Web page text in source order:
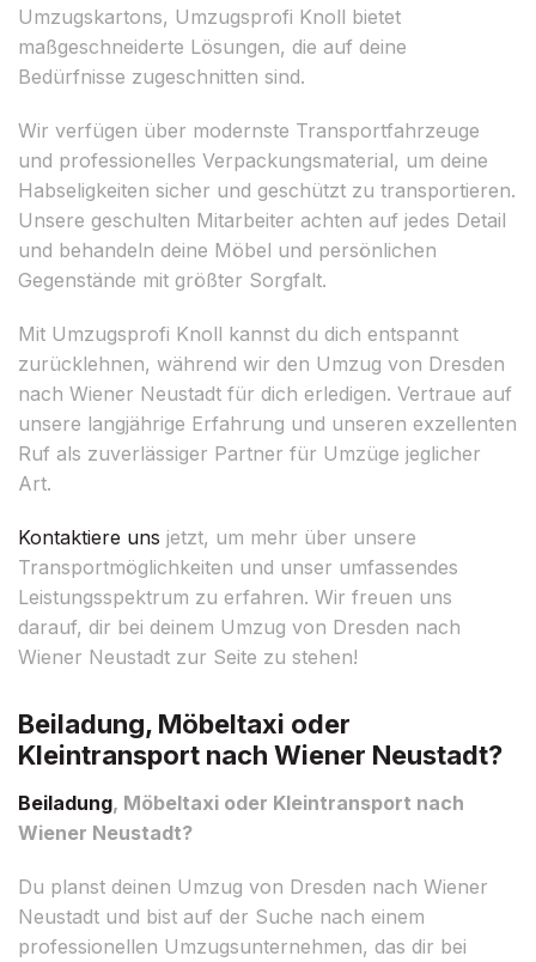
Umzugskartons, Umzugsprofi Knoll bietet
maßgeschneiderte Lösungen, die auf deine
Bedürfnisse zugeschnitten sind.
Wir verfügen über modernste Transportfahrzeuge
und professionelles Verpackungsmaterial, um deine
Habseligkeiten sicher und geschützt zu transportieren.
Unsere geschulten Mitarbeiter achten auf jedes Detail
und behandeln deine Möbel und persönlichen
Gegenstände mit größter Sorgfalt.
Mit Umzugsprofi Knoll kannst du dich entspannt
zurücklehnen, während wir den Umzug von Dresden
nach Wiener Neustadt für dich erledigen. Vertraue auf
unsere langjährige Erfahrung und unseren exzellenten
Ruf als zuverlässiger Partner für Umzüge jeglicher
Art.
Kontaktiere uns jetzt, um mehr über unsere
Transportmöglichkeiten und unser umfassendes
Leistungsspektrum zu erfahren. Wir freuen uns
darauf, dir bei deinem Umzug von Dresden nach
Wiener Neustadt zur Seite zu stehen!
Beiladung, Möbeltaxi oder
Kleintransport nach Wiener Neustadt?
Beiladung, Möbeltaxi oder Kleintransport nach
Wiener Neustadt?
Du planst deinen Umzug von Dresden nach Wiener
Neustadt und bist auf der Suche nach einem
professionellen Umzugsunternehmen, das dir bei